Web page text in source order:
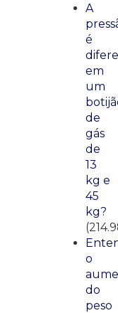
A
é
em
um
de
gás
de
13
kg e
45
kg?
o
do
peso